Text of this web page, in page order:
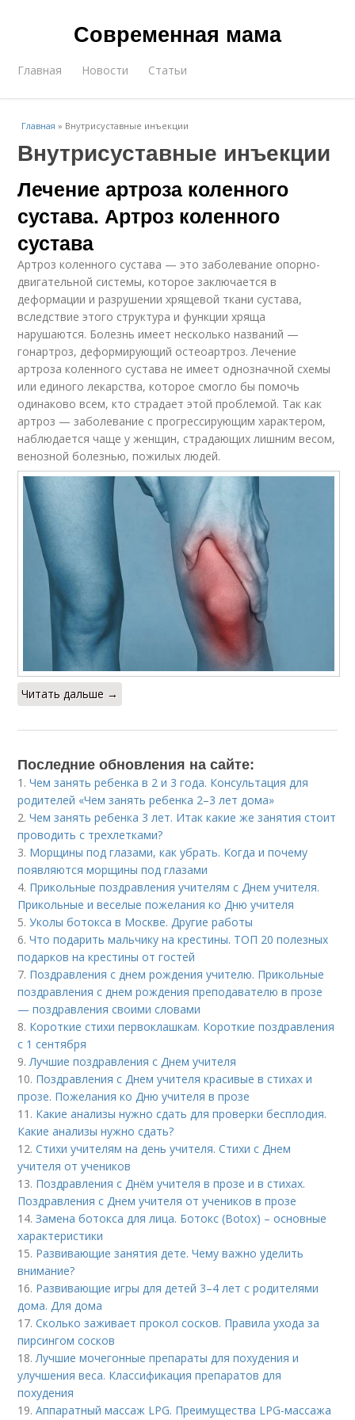
Современная мама
Главная Новости Статьи
Главная » Внутрисуставные инъекции
Внутрисуставные инъекции
Лечение артроза коленного
сустава. Артроз коленного
сустава
Артроз коленного сустава — это заболевание опорно-
двигательной системы, которое заключается в
деформации и разрушении хрящевой ткани сустава,
вследствие этого структура и функции хряща
нарушаются. Болезнь имеет несколько названий —
гонартроз, деформирующий остеоартроз. Лечение
артроза коленного сустава не имеет однозначной схемы
или единого лекарства, которое смогло бы помочь
одинаково всем, кто страдает этой проблемой. Так как
артроз — заболевание с прогрессирующим характером,
наблюдается чаще у женщин, страдающих лишним весом,
венозной болезнью, пожилых людей.
Читать дальше →
Последние обновления на сайте:
1.Чем занять ребенка в 2 и 3 года. Консультация для
родителей «Чем занять ребенка 2–3 лет дома»
2.Чем занять ребенка 3 лет. Итак какие же занятия стоит
проводить с трехлетками?
3. Морщины под глазами, как убрать. Когда и почему
появляются морщины под глазами
4. Прикольные поздравления учителям с Днем учителя.
Прикольные и веселые пожелания ко Дню учителя
5.Уколы ботокса в Москве. Другие работы
6.Что подарить мальчику на крестины. ТОП 20 полезных
подарков на крестины от гостей
7. Поздравления с днем рождения учителю. Прикольные
поздравления с днем рождения преподавателю в прозе
— поздравления своими словами
8. Короткие стихи первоклашкам. Короткие поздравления
с 1 сентября
9.Лучшие поздравления с Днем учителя
10. Поздравления с Днем учителя красивые в стихах и
прозе. Пожелания ко Дню учителя в прозе
11. Какие анализы нужно сдать для проверки бесплодия.
Какие анализы нужно сдать?
12.Стихи учителям на день учителя. Стихи с Днем
учителя от учеников
13. Поздравления с Днём учителя в прозе и в стихах.
Поздравления с Днем учителя от учеников в прозе
14.Замена ботокса для лица. Ботокс (Botox) – основные
характеристики
15. Развивающие занятия дете. Чему важно уделить
внимание?
16. Развивающие игры для детей 3–4 лет с родителями
дома. Для дома
17.Сколько заживает прокол сосков. Правила ухода за
пирсингом сосков
18.Лучшие мочегонные препараты для похудения и
улучшения веса. Классификация препаратов для
похудения
19.Аппаратный массаж LPG. Преимущества LPG-массажа